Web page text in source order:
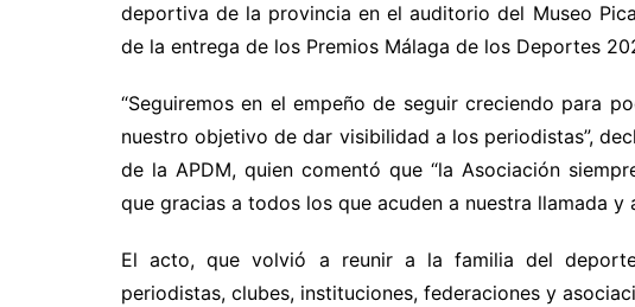
deportiva de la provincia en el auditorio del Museo
de la entrega de los Premios Málaga de los Deportes
“Seguiremos en el empeño de seguir creciendo para
nuestro objetivo de dar visibilidad a los periodistas”,
de la APDM, quien comentó que “la Asociación
que gracias a todos los que acuden a nuestra llamada
El acto, que volvió a reunir a la familia del
periodistas, clubes, instituciones, federaciones y